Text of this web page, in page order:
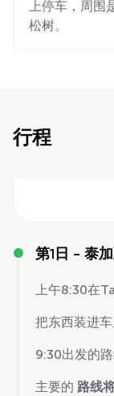
上停车，周围
松树。
行程
第1日 - 泰
上午8:30在
把东西装进车
9:30出发的路
主要的 路线